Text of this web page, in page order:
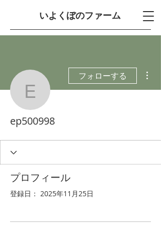
​いよくぼのファーム
ep500998
フォローする
ep500998
プロフィール
登録日： 2025年11月25日